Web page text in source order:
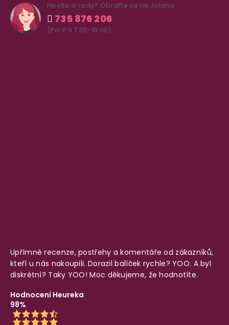
Nevíte si rady? Obraťte se na Jolanu
735 876 206
(Po-Pá 7.00-18.00)
Upřímné recenze, postřehy a komentáře od zákazníků,
kteří u nás nakoupili. Dorazil balíček rychle? YOO. A byl
diskrétní? Taky YOO! Moc děkujeme, že hodnotíte.
Hodnocení Heureka
98%